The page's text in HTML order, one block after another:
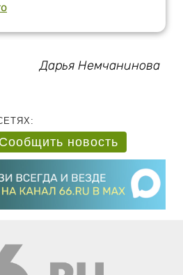
Дарья Немчанинова
Сообщить новость